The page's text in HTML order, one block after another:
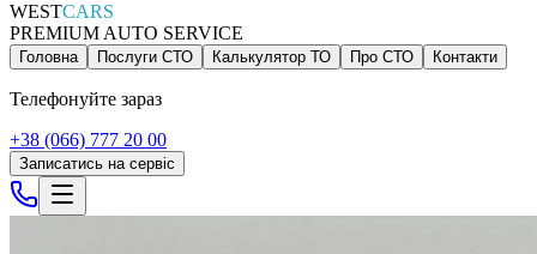
WESTCARS
PREMIUM AUTO SERVICE
Головна Послуги СТО Калькулятор ТО Про СТО Контакти
Телефонуйте зараз
+38 (066) 777 20 00
Записатись на сервіс